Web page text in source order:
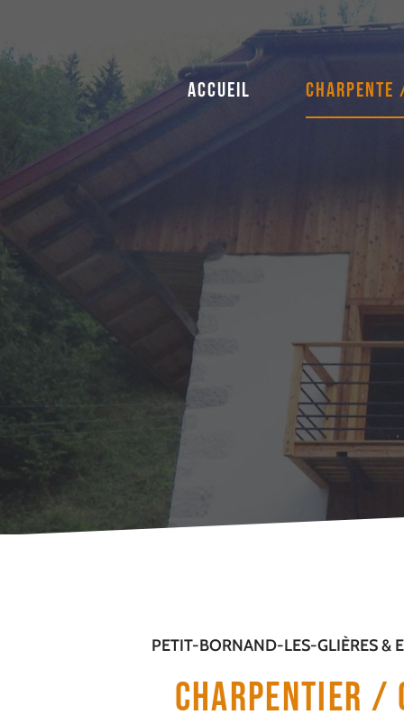
contenu
ACCUEIL CHARPENTE
PETIT-BORNAND-LES-GLIÈRES &
Charpentier /